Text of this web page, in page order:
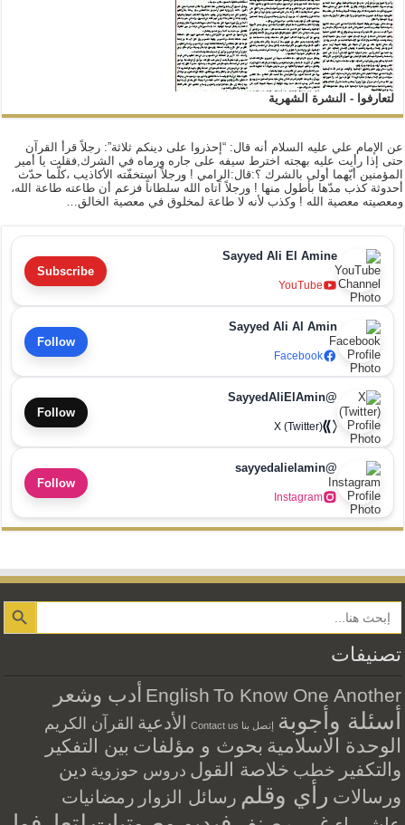
لتعارفوا - النشرة الشهرية
عن الإمام علي عليه السلام أنه قال: “إحذروا على دينكم ثلاثة”: رجلاً قرأ القرآن
حتى إذا رأيت عليه بهجته اخترط سيفه على جاره ورماه في الشرك,فقلت يا أمير
المؤمنين أيّهما أولى بالشرك ؟:قال:الرامي ! ورجلاً استخفّته الأكاذيب ،كلّما حدّث
أحدوثة كذب مدّها بأطول منها ! ورجلاً آتاه الله سلطاناً فزعم أن طاعته طاعة الله،
ومعصيته معصية الله ! وكذب لأنه لا طاعة لمخلوق في معصية الخالق…
Sayyed Ali El Amine
YouTube
Subscribe
Sayyed Ali Al Amin
Facebook
Follow
@SayyedAliElAmin
X (Twitter)
Follow
@sayyedalielamin
Instagram
Follow
Search Button
تصنيفات
English To Know One Another أدب وشعر
أسئلة وأجوبة إتصل بنا Contact us الأدعية القرآن الكريم
الوحدة الاسلامية بحوث و مؤلفات بين التفكير
والتكفير خطب خلاصة القول دروس حوزوية دين
ورسالات رأي وقلم رسائل الزوار رمضانيات